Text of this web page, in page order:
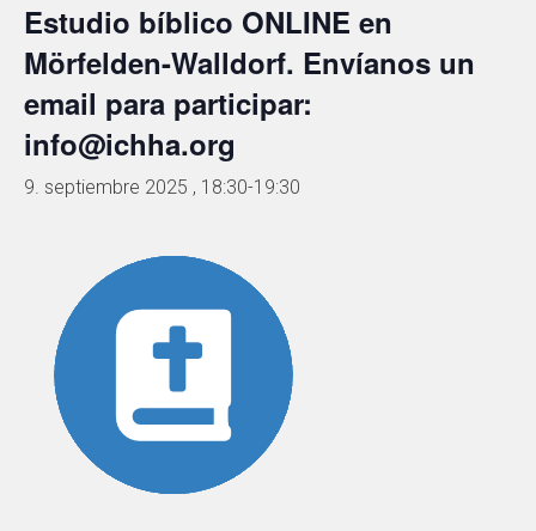
Estudio bíblico ONLINE en
Mörfelden-Walldorf. Envíanos un
email para participar:
info@ichha.org
9. septiembre 2025 , 18:30-19:30